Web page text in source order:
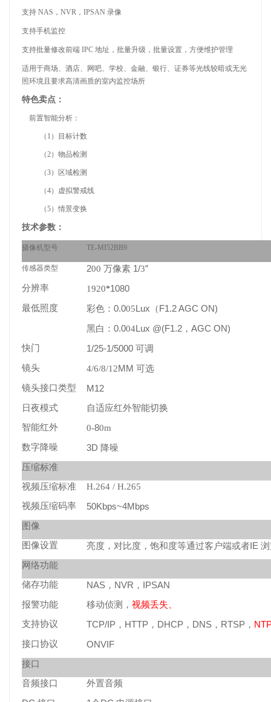
支持 NAS，NVR，IPSAN 录像
支持手机监控
支持批量修改前端 IPC 地址，批量升级，批量设置，方便维护管理
适用于商场、酒店、网吧、学校、金融、银行、证券等光线较暗或无光
照环境且要求高清画质的室内监控场所
特色卖点：
前置智能分析：
（ 1）目标计数
（2）物品检测
（3）区域检测
（4）虚拟警戒线
（5）情景变换
技术参数：
摄像机型号 TE-MI52BB9
传感器类型 200 万像素 1/3”
分辨率 1920*1080
最低照度 彩色： 0.005Lux （F1.2 AGC ON)
黑白： 0.004Lux @(F1.2 ， AGC ON)
快门 1/25-1/5000 可调
镜头
4/6/8/12MM 可选
镜头接口类型
M12
日夜模式
自适应红外智能切换
智能红外
0-80m
数字降噪
3D 降噪
压缩标准
视频压缩标准
H.264 / H.265
视频压缩码率
50Kbps~4Mbps
图像
图像设置
亮度，对比度，饱和度等通过客户端或者IE
网络功能
储存功能
NAS ， NVR ， IPSAN
报警功能 移动侦测， 视频丢失、
支持协议
TCP/IP ， HTTP ， DHCP ， DNS ， RTSP ，
接口协议 ONVIF
接口
音频接口
外置音频